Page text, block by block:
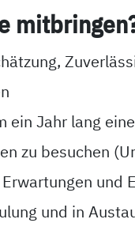
ein Jahr lang
zu besuchen
und
und in